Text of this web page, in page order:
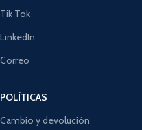
Tik Tok
LinkedIn
Correo
POLÍTICAS
Cambio y devolución